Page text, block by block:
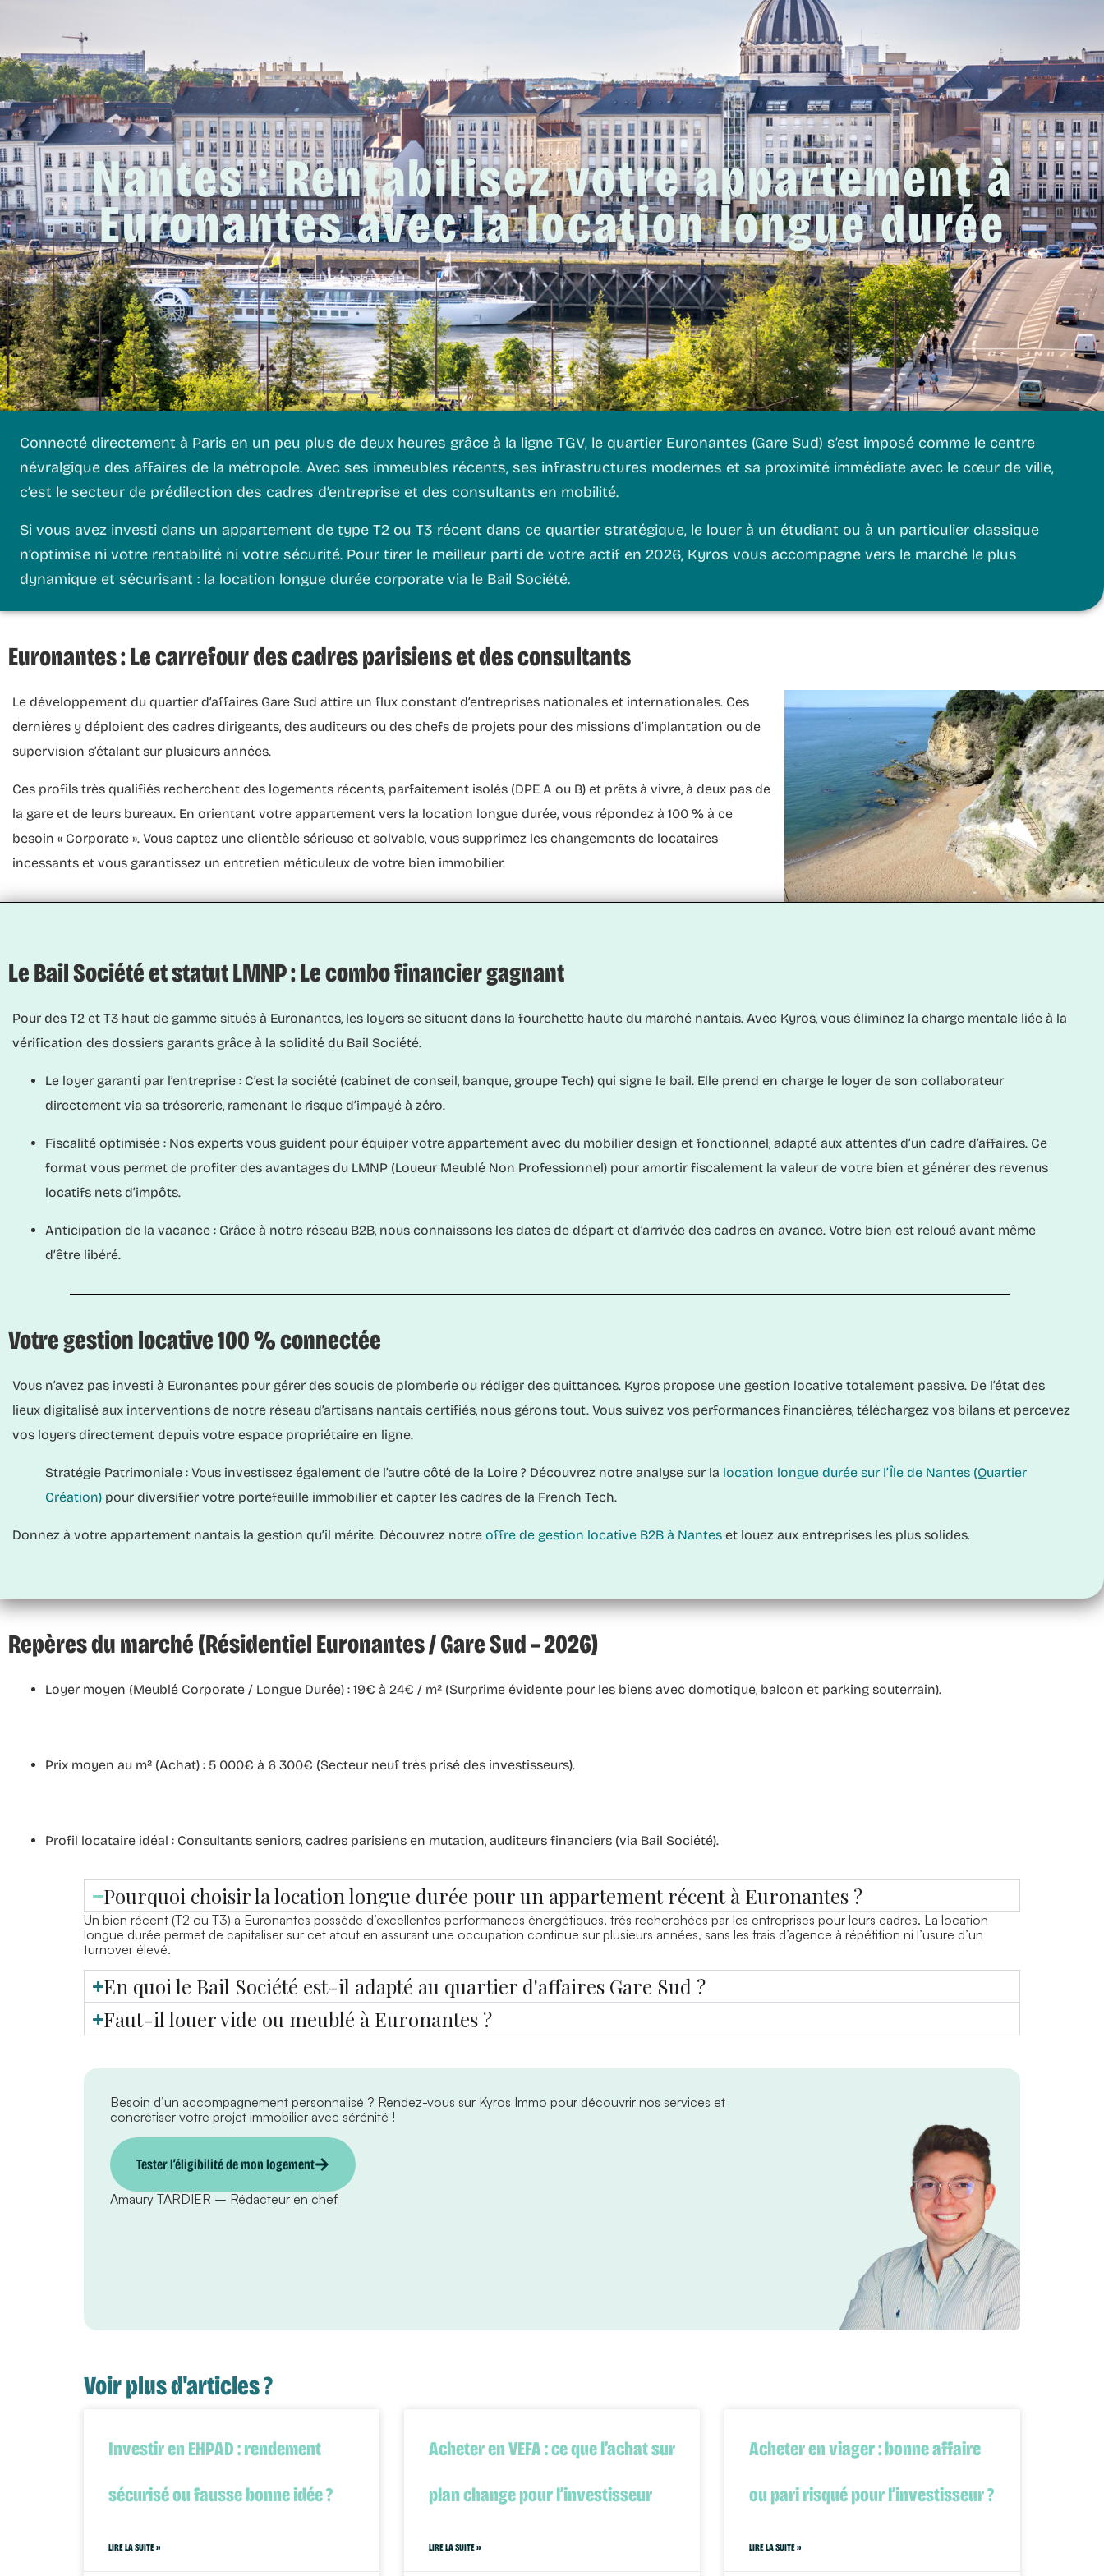
Nantes : Rentabilisez votre appartement à
Euronantes avec la location longue durée
Connecté directement à Paris en un peu plus de deux heures grâce à la ligne TGV, le quartier Euronantes (Gare Sud) s’est imposé comme le centre
névralgique des affaires de la métropole. Avec ses immeubles récents, ses infrastructures modernes et sa proximité immédiate avec le cœur de ville,
c’est le secteur de prédilection des cadres d’entreprise et des consultants en mobilité.
Si vous avez investi dans un appartement de type T2 ou T3 récent dans ce quartier stratégique, le louer à un étudiant ou à un particulier classique
n’optimise ni votre rentabilité ni votre sécurité. Pour tirer le meilleur parti de votre actif en 2026, Kyros vous accompagne vers le marché le plus
dynamique et sécurisant : la location longue durée corporate via le Bail Société.
Euronantes : Le carrefour des cadres parisiens et des consultants
Le développement du quartier d’affaires Gare Sud attire un flux constant d’entreprises nationales et internationales. Ces
dernières y déploient des cadres dirigeants, des auditeurs ou des chefs de projets pour des missions d’implantation ou de
supervision s’étalant sur plusieurs années.
Ces profils très qualifiés recherchent des logements récents, parfaitement isolés (DPE A ou B) et prêts à vivre, à deux pas de
la gare et de leurs bureaux. En orientant votre appartement vers la location longue durée, vous répondez à 100 % à ce
besoin « Corporate ». Vous captez une clientèle sérieuse et solvable, vous supprimez les changements de locataires
incessants et vous garantissez un entretien méticuleux de votre bien immobilier.
Le Bail Société et statut LMNP : Le combo financier gagnant
Pour des T2 et T3 haut de gamme situés à Euronantes, les loyers se situent dans la fourchette haute du marché nantais. Avec Kyros, vous éliminez la charge mentale liée à la
vérification des dossiers garants grâce à la solidité du Bail Société.
Le loyer garanti par l’entreprise : C’est la société (cabinet de conseil, banque, groupe Tech) qui signe le bail. Elle prend en charge le loyer de son collaborateur
directement via sa trésorerie, ramenant le risque d’impayé à zéro.
Fiscalité optimisée : Nos experts vous guident pour équiper votre appartement avec du mobilier design et fonctionnel, adapté aux attentes d’un cadre d’affaires. Ce
format vous permet de profiter des avantages du LMNP (Loueur Meublé Non Professionnel) pour amortir fiscalement la valeur de votre bien et générer des revenus
locatifs nets d’impôts.
Anticipation de la vacance : Grâce à notre réseau B2B, nous connaissons les dates de départ et d’arrivée des cadres en avance. Votre bien est reloué avant même
d’être libéré.
Votre gestion locative 100 % connectée
Vous n’avez pas investi à Euronantes pour gérer des soucis de plomberie ou rédiger des quittances. Kyros propose une gestion locative totalement passive. De l’état des
lieux digitalisé aux interventions de notre réseau d’artisans nantais certifiés, nous gérons tout. Vous suivez vos performances financières, téléchargez vos bilans et percevez
vos loyers directement depuis votre espace propriétaire en ligne.
Stratégie Patrimoniale : Vous investissez également de l’autre côté de la Loire ? Découvrez notre analyse sur la location longue durée sur l’Île de Nantes (Quartier
Création) pour diversifier votre portefeuille immobilier et capter les cadres de la French Tech.
Donnez à votre appartement nantais la gestion qu’il mérite. Découvrez notre offre de gestion locative B2B à Nantes et louez aux entreprises les plus solides.
Repères du marché (Résidentiel Euronantes / Gare Sud – 2026)
Loyer moyen (Meublé Corporate / Longue Durée) : 19€ à 24€ / m² (Surprime évidente pour les biens avec domotique, balcon et parking souterrain).
Prix moyen au m² (Achat) : 5 000€ à 6 300€ (Secteur neuf très prisé des investisseurs).
Profil locataire idéal : Consultants seniors, cadres parisiens en mutation, auditeurs financiers (via Bail Société).
Pourquoi choisir la location longue durée pour un appartement récent à Euronantes ?
Un bien récent (T2 ou T3) à Euronantes possède d’excellentes performances énergétiques, très recherchées par les entreprises pour leurs cadres. La location
longue durée permet de capitaliser sur cet atout en assurant une occupation continue sur plusieurs années, sans les frais d’agence à répétition ni l’usure d’un
turnover élevé.
En quoi le Bail Société est-il adapté au quartier d'affaires Gare Sud ?
Faut-il louer vide ou meublé à Euronantes ?
Besoin d’un accompagnement personnalisé ? Rendez-vous sur Kyros Immo pour découvrir nos services et
concrétiser votre projet immobilier avec sérénité !
Tester l’éligibilité de mon logement
Amaury TARDIER – Rédacteur en chef
Voir plus d'articles ?
Investir en EHPAD : rendement
sécurisé ou fausse bonne idée ?
LIRE LA SUITE »
Acheter en VEFA : ce que l’achat sur
plan change pour l’investisseur
LIRE LA SUITE »
Acheter en viager : bonne affaire
ou pari risqué pour l’investisseur ?
LIRE LA SUITE »